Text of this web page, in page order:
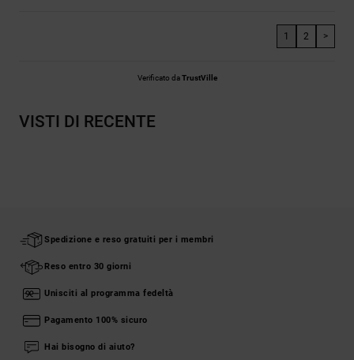
1 2 >
Verificato daTrustVille
VISTI DI RECENTE
Spedizione e reso gratuiti per i membri
Reso entro 30 giorni
Unisciti al programma fedeltà
Pagamento 100% sicuro
Hai bisogno di aiuto?